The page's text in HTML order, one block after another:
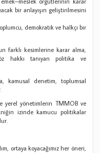
bir anlayışın geliştirilmesini
demokratik ve halkçı bir
farklı kesimlerine karar alma,
hakkı tanıyan politika ve
kamusal denetim, toplumsal
yerel yönetimlerin TMMOB ve
izinde kamucu politikalar
ortaya koyacağımız her öneri,